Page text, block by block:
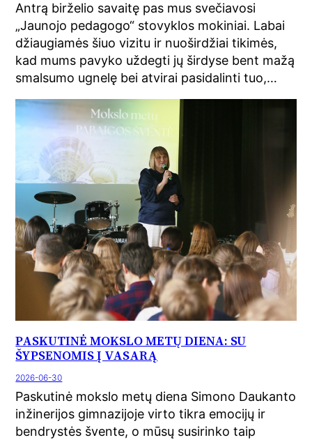
Antrą birželio savaitę pas mus svečiavosi
„Jaunojo pedagogo“ stovyklos mokiniai. Labai
džiaugiamės šiuo vizitu ir nuoširdžiai tikimės,
kad mums pavyko uždegti jų širdyse bent mažą
smalsumo ugnelę bei atvirai pasidalinti tuo,…
PASKUTINĖ MOKSLO METŲ DIENA: SU
ŠYPSENOMIS Į VASARĄ
2026-06-30
Paskutinė mokslo metų diena Simono Daukanto
inžinerijos gimnazijoje virto tikra emocijų ir
bendrystės švente, o mūsų susirinko taip